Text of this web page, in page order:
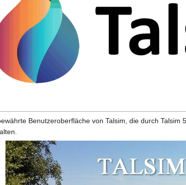
Benutzeroberfläche von Talsim, die durch